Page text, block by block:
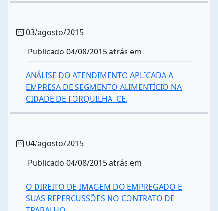
03/agosto/2015
Publicado 04/08/2015 atrás em
ANÁLISE DO ATENDIMENTO APLICADA A
EMPRESA DE SEGMENTO ALIMENTÍCIO NA
CIDADE DE FORQUILHA  CE.
04/agosto/2015
Publicado 04/08/2015 atrás em
O DIREITO DE IMAGEM DO EMPREGADO E
SUAS REPERCUSSÕES NO CONTRATO DE